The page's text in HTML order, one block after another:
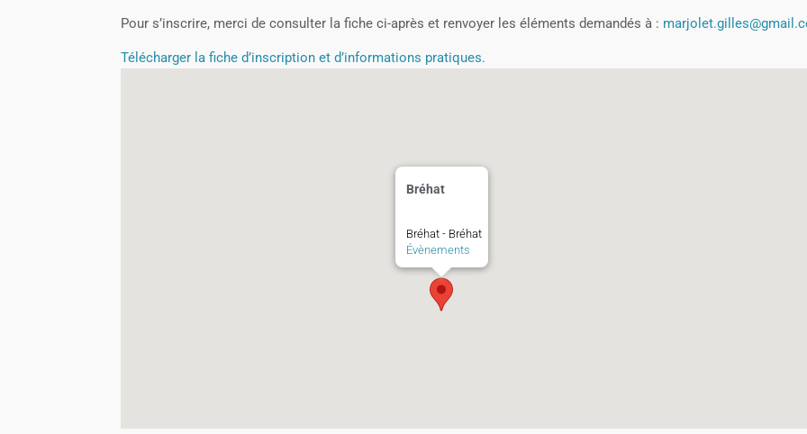
Pour s’inscrire, merci de consulter la fiche ci-après et renvoyer les éléments demandés à :
Télécharger la fiche d’inscription et d’informations pratiques.
Bréhat
Bréhat - Bréhat
Évènements